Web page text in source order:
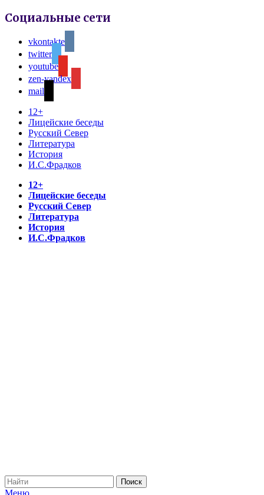
Социальные сети
vkontakte
twitter
youtube
zen-yandex
mail
12+
Лицейские беседы
Русский Север
Литература
История
И.С.Фрадков
12+
Лицейские беседы
Русский Север
Литература
История
И.С.Фрадков